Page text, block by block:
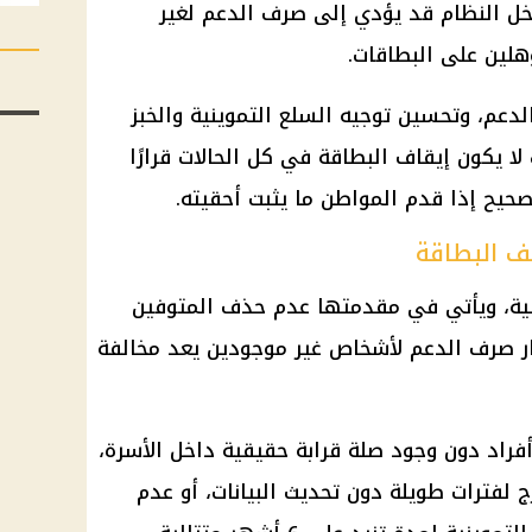
النظام قد يؤدي إلى صرف الدعم لغير
على البطاقات.
وتحسين توجيه السلع التموينية والخبز
لا يكون إيقاف البطاقة في كل الحالات قرارًا
إذا قدم المواطن ما يثبت أحقيته.
البطاقة
ويأتي في مقدمتها عدم حذف المتوفين
صرف الدعم لأشخاص غير موجودين يعد مخالفة
دون وجود صلة قرابة حقيقية داخل الأسرة،
طويلة دون تحديث البيانات، أو عدم